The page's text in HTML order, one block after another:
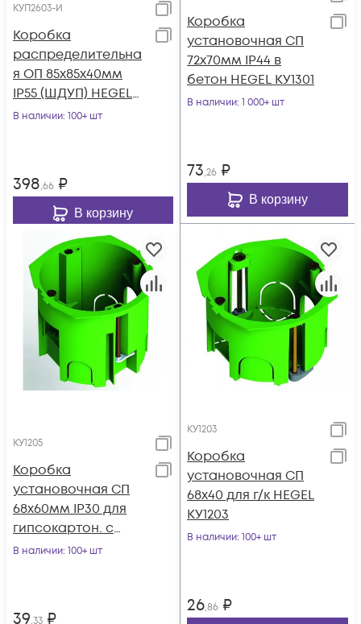
КУП2603-И
Коробка
распределительна
я ОП 85х85х40мм
IP55 (ШДУП) HEGEL
КУП2603-И
В наличии: 100+ шт
398,66 ₽
В корзину
Коробка
установочная СП
72х70мм IP44 в
бетон HEGEL КУ1301
В наличии: 1 000+ шт
73,26 ₽
В корзину
КУ1205
Коробка
установочная СП
68х60мм IP30 для
гипсокартон. с
метал. лапками
В наличии: 100+ шт
39,33 ₽
КУ1203
Коробка
установочная СП
68х40 для г/к HEGEL
КУ1203
В наличии: 100+ шт
26,86 ₽